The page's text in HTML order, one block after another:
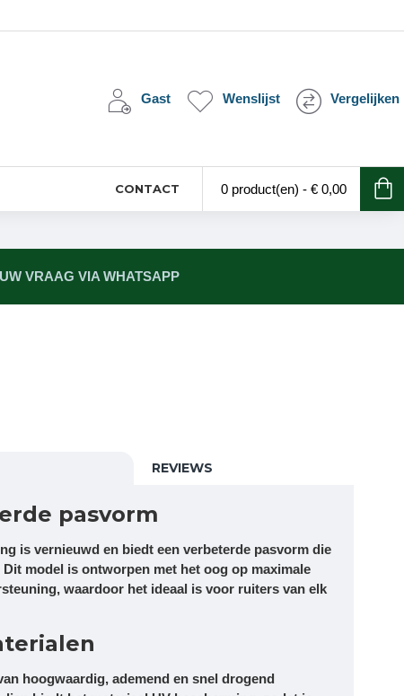
Gast Wenslijst Vergelijken
CONTACT 0 product(en) - € 0,00
VRAAG VIA WHATSAPP
REVIEWS
pasvorm
is vernieuwd en biedt een verbeterde pasvorm die
model is ontworpen met het oog op maximale
waardoor het ideaal is voor ruiters van elk
hoogwaardig, ademend en snel drogend